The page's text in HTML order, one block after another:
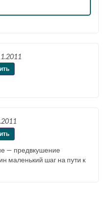
— предвкушение
маленький шаг на пути к